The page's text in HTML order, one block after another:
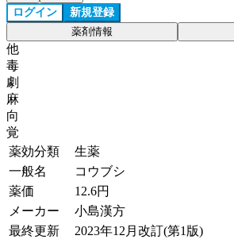
ログイン 新規登録
薬剤情報
他
毒
劇
麻
向
覚
薬効分類
生薬
一般名
コウブシ
薬価
12.6円
メーカー
小島漢方
最終更新
2023年12月改訂(第1版)